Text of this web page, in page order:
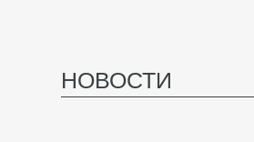
НОВОСТИ